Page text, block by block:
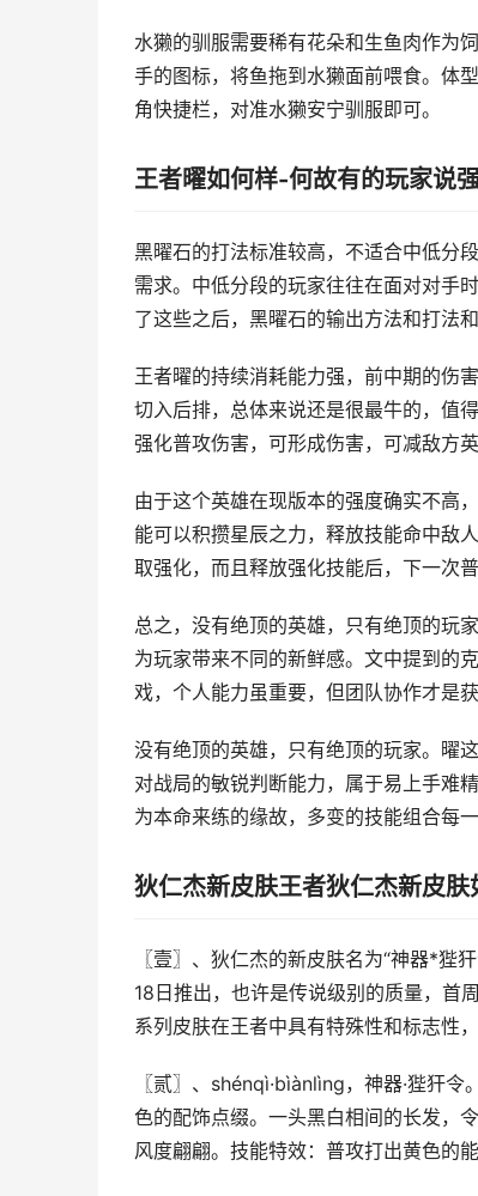
水獭的驯服需要稀有花朵和生鱼肉作为
手的图标，将鱼拖到水獭面前喂食。体
角快捷栏，对准水獭安宁驯服即可。
王者曜如何样-何故有的玩家说
黑曜石的打法标准较高，不适合中低分
需求。中低分段的玩家往往在面对对手
了这些之后，黑曜石的输出方法和打法
王者曜的持续消耗能力强，前中期的伤
切入后排，总体来说还是很最牛的，值
强化普攻伤害，可形成伤害，可减敌方
由于这个英雄在现版本的强度确实不高
能可以积攒星辰之力，释放技能命中敌
取强化，而且释放强化技能后，下一次
总之，没有绝顶的英雄，只有绝顶的玩
为玩家带来不同的新鲜感。文中提到的
戏，个人能力虽重要，但团队协作才是获
没有绝顶的英雄，只有绝顶的玩家。曜
对战局的敏锐判断能力，属于易上手难
为本命来练的缘故，多变的技能组合每
狄仁杰新皮肤王者狄仁杰新皮肤
〖壹〗、狄仁杰的新皮肤名为“神器*狴
18日推出，也许是传说级别的质量，首
系列皮肤在王者中具有特殊性和标志性
〖贰〗、shénqì·bìànlìng，神器·狴犴
色的配饰点缀。一头黑白相间的长发，
风度翩翩。技能特效：普攻打出黄色的